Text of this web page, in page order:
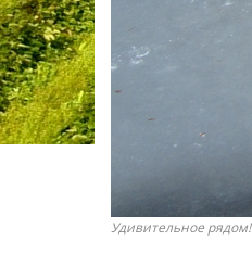
Удивительное рядом!